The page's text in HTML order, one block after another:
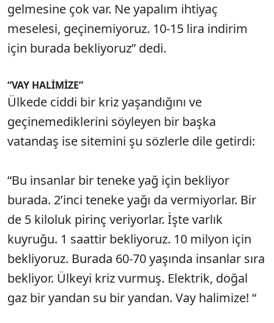
gelmesine çok var. Ne yapalım ihtiyaç
meselesi, geçinemiyoruz. 10-15 lira indirim
için burada bekliyoruz” dedi.
“VAY HALİMİZE”
Ülkede ciddi bir kriz yaşandığını ve
geçinemediklerini söyleyen bir başka
vatandaş ise sitemini şu sözlerle dile getirdi:
“Bu insanlar bir teneke yağ için bekliyor
burada. 2’inci teneke yağı da vermiyorlar. Bir
de 5 kiloluk pirinç veriyorlar. İşte varlık
kuyruğu. 1 saattir bekliyoruz. 10 milyon için
bekliyoruz. Burada 60-70 yaşında insanlar sıra
bekliyor. Ülkeyi kriz vurmuş. Elektrik, doğal
gaz bir yandan su bir yandan. Vay halimize! “